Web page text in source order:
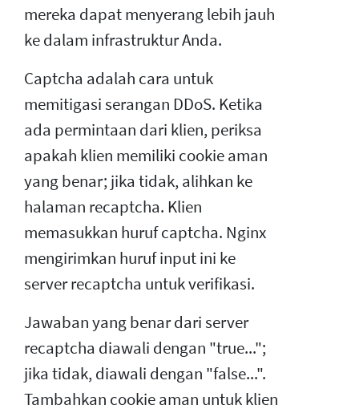
mereka dapat menyerang lebih jauh
ke dalam infrastruktur Anda.
Captcha adalah cara untuk
memitigasi serangan DDoS. Ketika
ada permintaan dari klien, periksa
apakah klien memiliki cookie aman
yang benar; jika tidak, alihkan ke
halaman recaptcha. Klien
memasukkan huruf captcha. Nginx
mengirimkan huruf input ini ke
server recaptcha untuk verifikasi.
Jawaban yang benar dari server
recaptcha diawali dengan "true...";
jika tidak, diawali dengan "false...".
Tambahkan cookie aman untuk klien